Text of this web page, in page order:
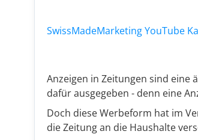
SwissMadeMarketing YouTube
Anzeigen in Zeitungen sind eine
dafür ausgegeben - denn eine
Doch diese Werbeform hat im
die Zeitung an die Haushalte